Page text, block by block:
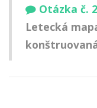
Otázka č. 2
Letecká